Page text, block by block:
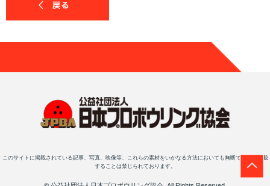
このサイトに掲載されている記事、写真、映像等、これらの素材をいかなる方法においても無断で複写・転載
することは禁じられております。